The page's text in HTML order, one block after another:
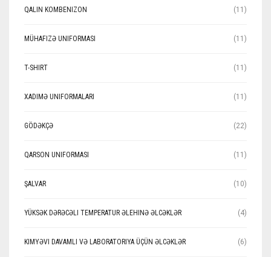
QALIN KOMBENIZON (11)
MÜHAFIZƏ UNIFORMASI (11)
T-SHIRT (11)
XADIMƏ UNIFORMALARI (11)
GÖDƏKÇƏ (22)
QARSON UNIFORMASI (11)
ŞALVAR (10)
YÜKSƏK DƏRƏCƏLI TEMPERATUR ƏLEHINƏ ƏLCƏKLƏR (4)
KIMYƏVI DAVAMLI VƏ LABORATORIYA ÜÇÜN ƏLCƏKLƏR (6)